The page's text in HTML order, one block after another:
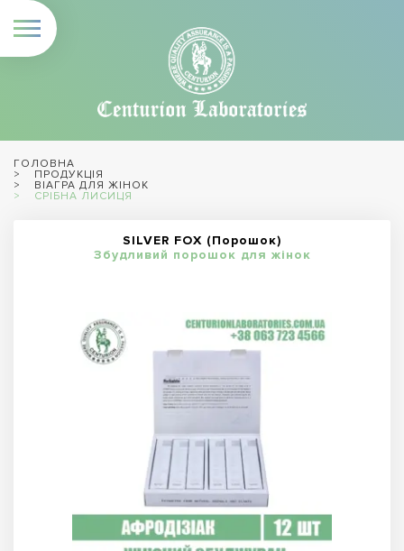
ГОЛОВНА
ПРОДУКЦІЯ
ВІАГРА ДЛЯ ЖІНОК
СРІБНА ЛИСИЦЯ
SILVER FOX (Порошок)
Збудливий порошок для жінок